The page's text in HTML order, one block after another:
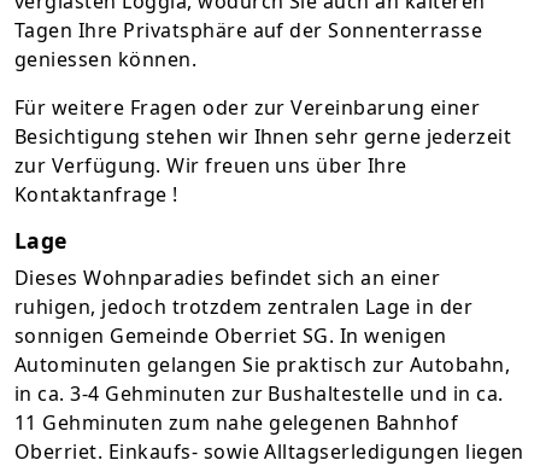
Tagen Ihre Privatsphäre auf der Sonnenterrasse
geniessen können.
Für weitere Fragen oder zur Vereinbarung einer
Besichtigung stehen wir Ihnen sehr gerne jederzeit
zur Verfügung. Wir freuen uns über Ihre
Kontaktanfrage !
Lage
Dieses Wohnparadies befindet sich an einer
ruhigen, jedoch trotzdem zentralen Lage in der
sonnigen Gemeinde Oberriet SG. In wenigen
Autominuten gelangen Sie praktisch zur Autobahn,
in ca. 3-4 Gehminuten zur Bushaltestelle und in ca.
11 Gehminuten zum nahe gelegenen Bahnhof
Oberriet. Einkaufs- sowie Alltagserledigungen liegen